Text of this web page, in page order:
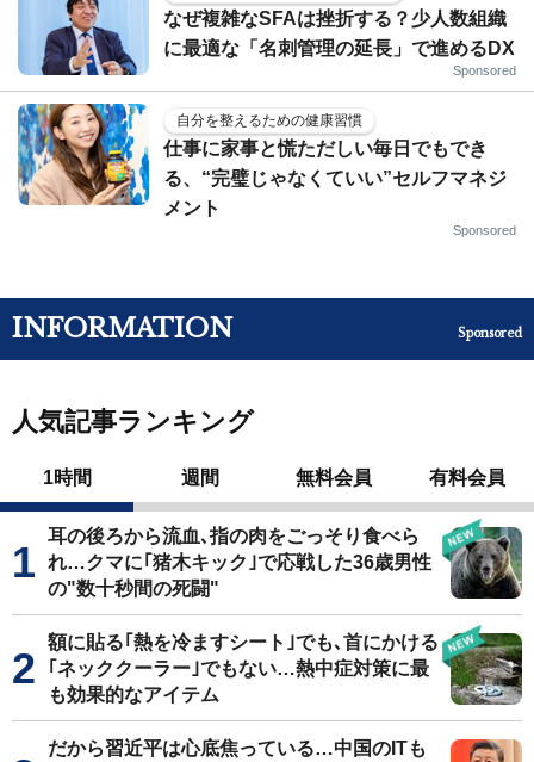
なぜ複雑なSFAは挫折する？少人数組織
に最適な「名刺管理の延長」で進めるDX
Sponsored
自分を整えるための健康習慣
仕事に家事と慌ただしい毎日でもでき
る、“完璧じゃなくていい”セルフマネジ
メント
Sponsored
INFORMATION Sponsored
人気記事ランキング
1時間 週間 無料会員 有料会員
耳の後ろから流血､指の肉をごっそり食べら
れ…クマに｢猪木キック｣で応戦した36歳男性
の"数十秒間の死闘"
額に貼る｢熱を冷ますシート｣でも､首にかける
｢ネッククーラー｣でもない…熱中症対策に最
も効果的なアイテム
だから習近平は心底焦っている…中国のITも